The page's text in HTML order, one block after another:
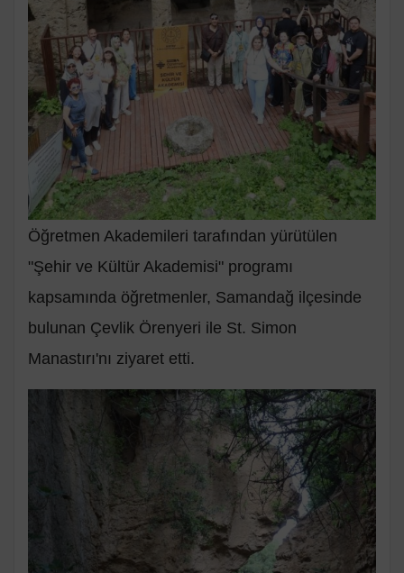
Öğretmen Akademileri tarafından yürütülen
"Şehir ve Kültür Akademisi" programı
kapsamında öğretmenler, Samandağ ilçesinde
bulunan Çevlik Örenyeri ile St. Simon
Manastırı'nı ziyaret etti.